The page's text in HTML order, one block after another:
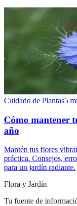
Cuidado de Plantas5
Cómo mantener
año
Mantén tus flores
práctica. Consejos,
para un jardín radiante.
Flora y Jardín
Tu fuente de